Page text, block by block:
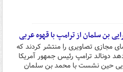
بن سلمان از ترامپ با قهوه عربی
مجازی تصاویری را منتشر کردند که
دونالد ترامپ رئیس جمهور آمریکا
حین نشست با محمد بن سلمان